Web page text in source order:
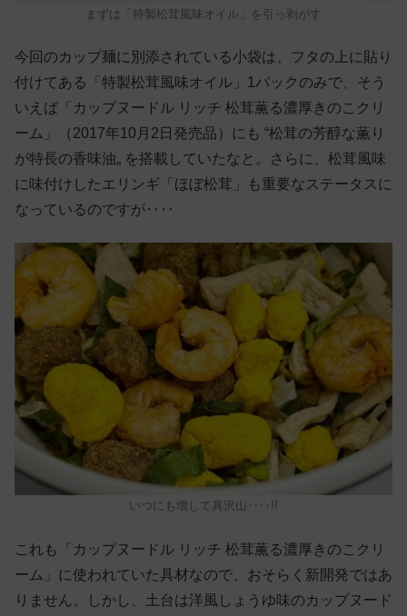
まずは「特製松茸風味オイル」を引っ剥がす
今回のカップ麺に別添されている小袋は、フタの上に貼り
付けてある「特製松茸風味オイル」1パックのみで、そう
いえば「カップヌードル リッチ 松茸薫る濃厚きのこクリ
ーム」（2017年10月2日発売品）にも “松茸の芳醇な薫り
が特長の香味油„ を搭載していたなと。さらに、松茸風味
に味付けしたエリンギ「ほぼ松茸」も重要なステータスに
なっているのですが‥‥
いつにも増して具沢山‥‥!!
これも「カップヌードル リッチ 松茸薫る濃厚きのこクリ
ーム」に使われていた具材なので、おそらく新開発ではあ
りません。しかし、土台は洋風しょうゆ味のカップヌード